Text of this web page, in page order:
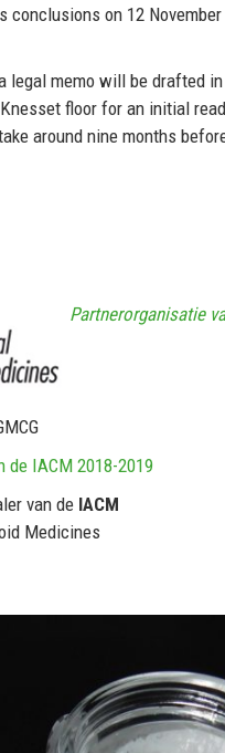
conclusions on 12
memo will be drafted
floor for an initial
around nine months
Partnerorganisatie
de IACM 2018-2019
van de IACM
Medicines